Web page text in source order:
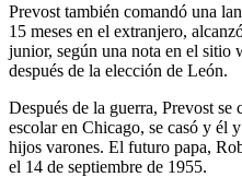
Prevost también comandó una
15 meses en el extranjero,
junior, según una nota en el sitio
después de la elección de León.
Después de la guerra, Prevost
escolar en Chicago, se casó y él
hijos varones. El futuro papa,
el 14 de septiembre de 1955.